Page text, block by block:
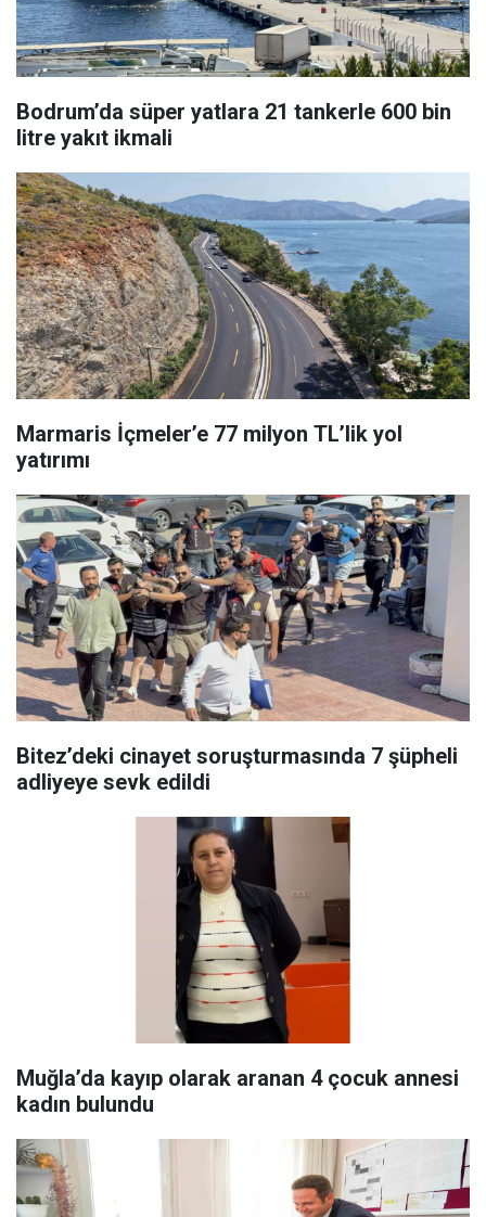
Bodrum’da süper yatlara 21 tankerle 600 bin
litre yakıt ikmali
Marmaris İçmeler’e 77 milyon TL’lik yol
yatırımı
Bitez’deki cinayet soruşturmasında 7 şüpheli
adliyeye sevk edildi
Muğla’da kayıp olarak aranan 4 çocuk annesi
kadın bulundu